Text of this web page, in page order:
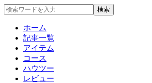
ホーム
記事一覧
アイテム
コース
ハウツー
レビュー